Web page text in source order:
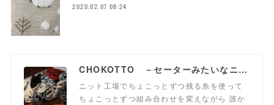
2020.02.07 08:24
CHOKOTTO －セーターみたいなニット生地、おいてます－
ニット工場でちょこっとずつ残る糸を使って
ちょこっとずつ組み合わせを変えながら 誰か